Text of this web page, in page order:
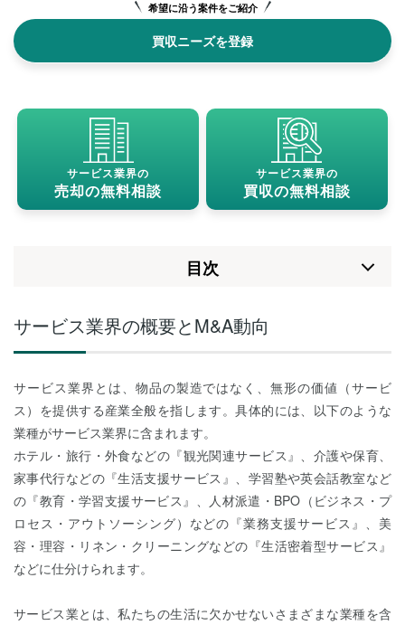
希望に沿う案件をご紹介
買収ニーズを登録
サービス業界の
売却の無料相談
サービス業界の
買収の無料相談
⽬次
サービス業界の概要とM&A動向
サービス業界とは、物品の製造ではなく、無形の価値（サービ
ス）を提供する産業全般を指します。具体的には、以下のような
業種がサービス業界に含まれます。
ホテル・旅行・外食などの『観光関連サービス』、介護や保育、
家事代行などの『生活支援サービス』、学習塾や英会話教室など
の『教育・学習支援サービス』、人材派遣・BPO（ビジネス・プ
ロセス・アウトソーシング）などの『業務支援サービス』、美
容・理容・リネン・クリーニングなどの『生活密着型サービス』
などに仕分けられます。
サービス業とは、私たちの生活に欠かせないさまざまな業種を含